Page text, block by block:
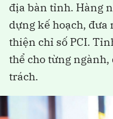
địa bàn tỉnh. Hàng
dựng kế hoạch, đưa
thiện chỉ số PCI.
thể cho từng
trách.